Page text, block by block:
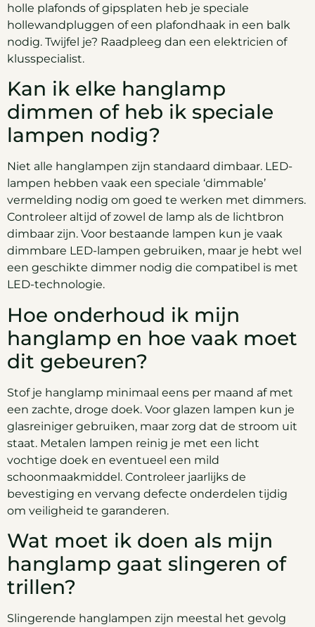
holle plafonds of gipsplaten heb je speciale
hollewandpluggen of een plafondhaak in een balk
nodig. Twijfel je? Raadpleeg dan een elektricien of
klusspecialist.
Kan ik elke hanglamp
dimmen of heb ik speciale
lampen nodig?
Niet alle hanglampen zijn standaard dimbaar. LED-
lampen hebben vaak een speciale ‘dimmable’
vermelding nodig om goed te werken met dimmers.
Controleer altijd of zowel de lamp als de lichtbron
dimbaar zijn. Voor bestaande lampen kun je vaak
dimmbare LED-lampen gebruiken, maar je hebt wel
een geschikte dimmer nodig die compatibel is met
LED-technologie.
Hoe onderhoud ik mijn
hanglamp en hoe vaak moet
dit gebeuren?
Stof je hanglamp minimaal eens per maand af met
een zachte, droge doek. Voor glazen lampen kun je
glasreiniger gebruiken, maar zorg dat de stroom uit
staat. Metalen lampen reinig je met een licht
vochtige doek en eventueel een mild
schoonmaakmiddel. Controleer jaarlijks de
bevestiging en vervang defecte onderdelen tijdig
om veiligheid te garanderen.
Wat moet ik doen als mijn
hanglamp gaat slingeren of
trillen?
Slingerende hanglampen zijn meestal het gevolg